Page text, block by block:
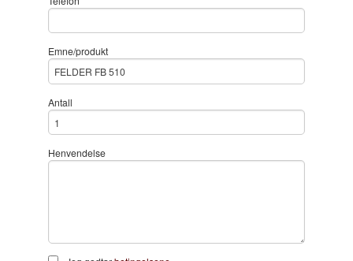
Emne/produkt
Antall
Henvendelse